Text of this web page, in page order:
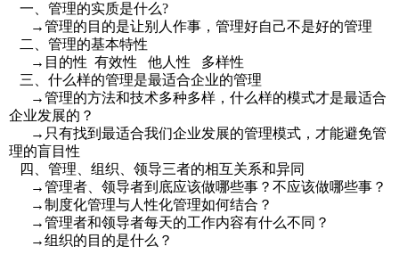
一、管理的实质是什么?
→管理的目的是让别人作事，管理好自己不是好的管理
二、管理的基本特性
→目的性 有效性 他人性 多样性
三、什么样的管理是最适合企业的管理
→管理的方法和技术多种多样，什么样的模式才是最适合
企业发展的？
→只有找到最适合我们企业发展的管理模式，才能避免管
理的盲目性
四、管理、组织、领导三者的相互关系和异同
→管理者、领导者到底应该做哪些事？不应该做哪些事？
→制度化管理与人性化管理如何结合？
→管理者和领导者每天的工作内容有什么不同？
→组织的目的是什么？